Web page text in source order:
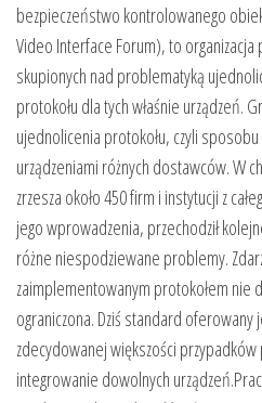
bezpieczeństwo kontrolowanego
Video Interface Forum), to organizacja
skupionych nad problematyką
protokołu dla tych właśnie urządzeń.
ujednolicenia protokołu, czyli
urządzeniami różnych dostawców. W
zrzesza około 450 firm i instytucji z
jego wprowadzenia, przechodził
różne niespodziewane problemy.
zaimplementowanym protokołem nie
ograniczona. Dziś standard
zdecydowanej większości
integrowanie dowolnych